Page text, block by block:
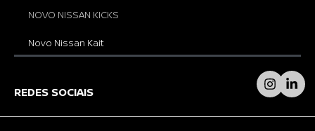
NOVO NISSAN KICKS
Novo Nissan Kait
REDES SOCIAIS